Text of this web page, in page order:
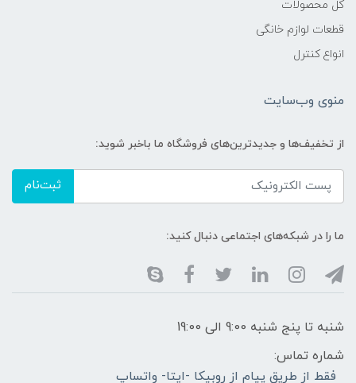
کل محصولات
قطعات لوازم خانگی
انواع کنترل
منوی وب‌سایت
از تخفیف‌ها و جدیدترین‌های فروشگاه ما باخبر شوید:
ثبت‌نام
ما را در شبکه‌های اجتماعی دنبال کنید:
شنبه تا پنج شنبه 9:00 الی 19:00
شماره تماس:
فقط از طریق پیام از روبیکا -ایتا- واتساپ